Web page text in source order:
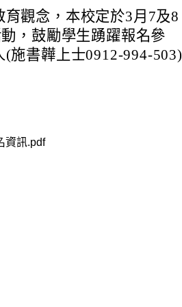
觀念，本校定於3月7及8
，鼓勵學生踴躍報名參
施書韡上士0912-994-503)
資訊.pdf